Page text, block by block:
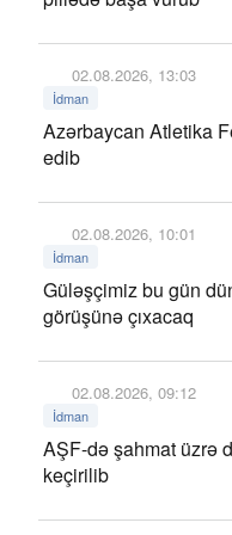
02.08.2026, 13:03
İdman
Azərbaycan Atletika
edib
02.08.2026, 10:01
İdman
Güləşçimiz bu gün
görüşünə çıxacaq
02.08.2026, 09:12
İdman
AŞF-də şahmat üzrə
keçirilib